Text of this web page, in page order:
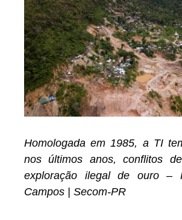
Homologada em 1985, a TI
nos últimos anos, conflitos
exploração ilegal de ouro –
Campos | Secom-PR